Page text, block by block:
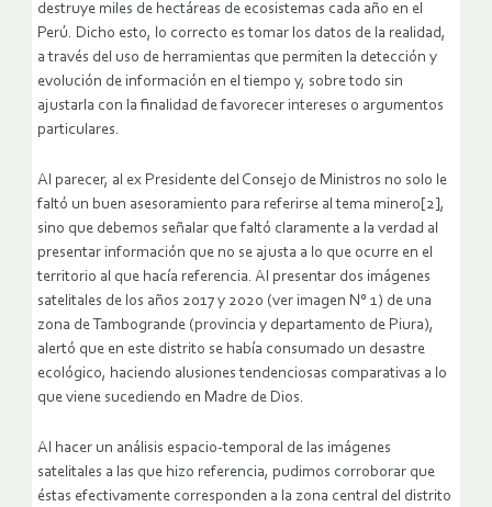
destruye miles de hectáreas de ecosistemas cada año en el
Perú. Dicho esto, lo correcto es tomar los datos de la realidad,
a través del uso de herramientas que permiten la detección y
evolución de información en el tiempo y, sobre todo sin
ajustarla con la finalidad de favorecer intereses o argumentos
particulares.
Al parecer, al ex Presidente del Consejo de Ministros no solo le
faltó un buen asesoramiento para referirse al tema minero[2],
sino que debemos señalar que faltó claramente a la verdad al
presentar información que no se ajusta a lo que ocurre en el
territorio al que hacía referencia. Al presentar dos imágenes
satelitales de los años 2017 y 2020 (ver imagen N° 1) de una
zona de Tambogrande (provincia y departamento de Piura),
alertó que en este distrito se había consumado un desastre
ecológico, haciendo alusiones tendenciosas comparativas a lo
que viene sucediendo en Madre de Dios.
Al hacer un análisis espacio-temporal de las imágenes
satelitales a las que hizo referencia, pudimos corroborar que
éstas efectivamente corresponden a la zona central del distrito